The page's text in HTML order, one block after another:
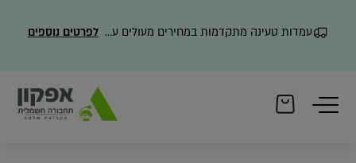
עמדות טעינה מתקדמות במחירים מעולים עם משלוח מהיר לפרטים נוספים